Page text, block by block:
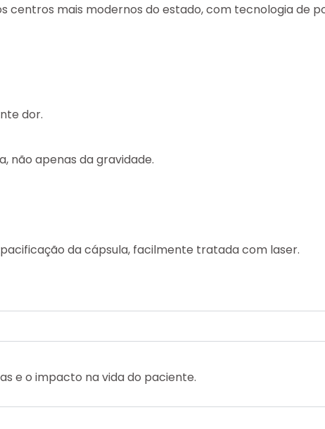
centros mais modernos do estado, com tecnologia de
dor.
não apenas da gravidade.
da cápsula, facilmente tratada com laser.
e o impacto na vida do paciente.